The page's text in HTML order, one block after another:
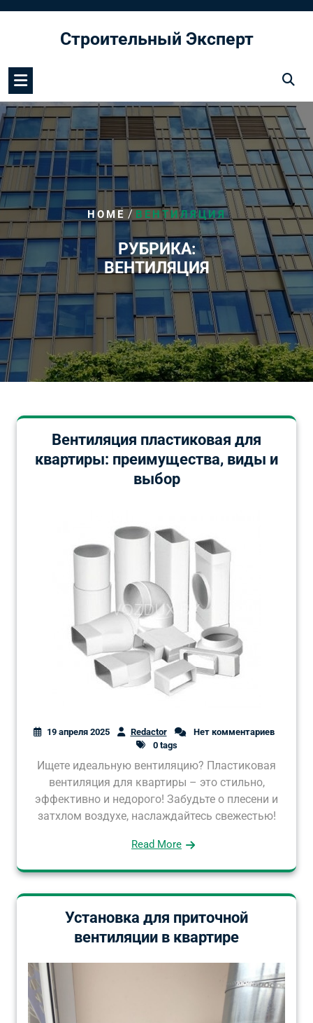
содержимомуСтроительный Эксперт
HOME / ВЕНТИЛЯЦИЯ
РУБРИКА:
ВЕНТИЛЯЦИЯ
Вентиляция пластиковая для
квартиры: преимущества, виды и
выбор
19 апреля 2025 Redactor
Нет комментариев
0 tags
Ищете идеальную вентиляцию? Пластиковая
вентиляция для квартиры – это стильно,
эффективно и недорого! Забудьте о плесени и
затхлом воздухе, наслаждайтесь свежестью!
Read More
Установка для приточной
вентиляции в квартире